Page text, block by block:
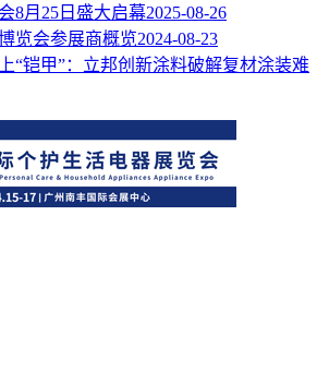
8月25日盛大启幕2025-08-26
览会参展商概览2024-08-23
“铠甲”：立邦创新涂料破解复材涂装难